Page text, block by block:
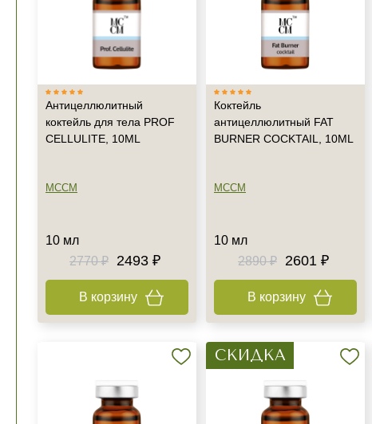
Антицеллюлитный
коктейль для тела PROF
CELLULITE, 10ML
MCCM
10 мл
2770 ₽
2493 ₽
В корзину
Коктейль
антицеллюлитный FAT
BURNER COCKTAIL, 10ML
MCCM
10 мл
2890 ₽
2601 ₽
В корзину
СКИДКА